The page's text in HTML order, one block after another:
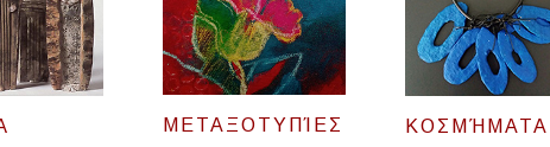
ΜΕΤΑΞΟΤΥΠΊΕΣ ΚΟΣΜΉΜΑΤΑ